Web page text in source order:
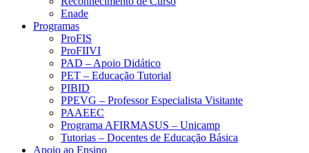
Enade
Programas
ProFIS
ProFIIVI
PAD – Apoio Didático
PET – Educação Tutorial
PIBID
PPEVG – Professor Especialista Visitante
PAAEEC
Programa AFIRMASUS – Unicamp
Tutorias – Docentes de Educação Básica
Apoio ao Ensino